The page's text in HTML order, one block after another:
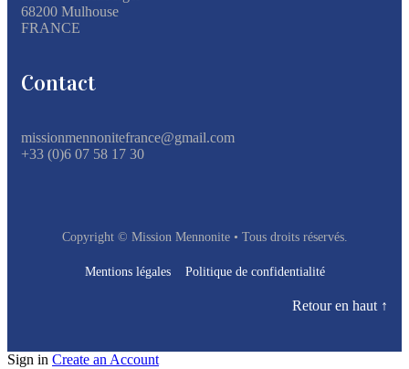
68200 Mulhouse
FRANCE
Contact
missionmennonitefrance@gmail.com
+33 (0)6 07 58 17 30
Copyright © Mission Mennonite • Tous droits réservés.
Mentions légales Politique de confidentialité
Retour en haut ↑
Sign in Create an Account